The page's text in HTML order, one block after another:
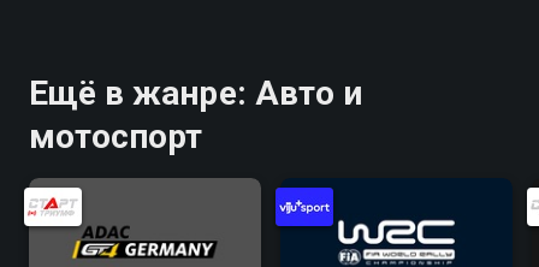
Ещё в жанре: Авто и
мотоспорт